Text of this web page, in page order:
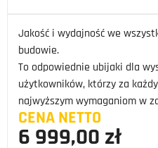
Jakość i wydajność we
budowie.
To odpowiednie ubijaki dla
użytkowników, którzy za
najwyższym wymaganiom w
CENA NETTO
6 999,00 zł